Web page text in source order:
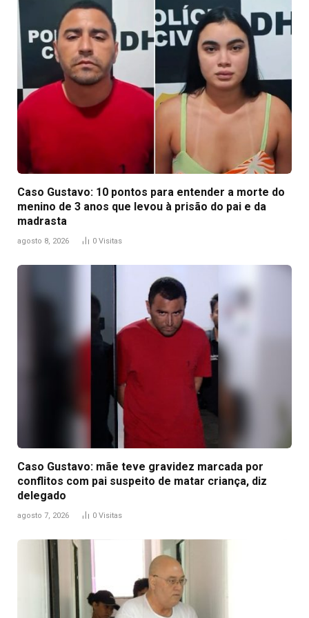
Caso Gustavo: 10 pontos para entender a morte do
menino de 3 anos que levou à prisão do pai e da
madrasta
agosto 8, 2026 0 Visitas
Caso Gustavo: mãe teve gravidez marcada por
conflitos com pai suspeito de matar criança, diz
delegado
agosto 7, 2026 0 Visitas